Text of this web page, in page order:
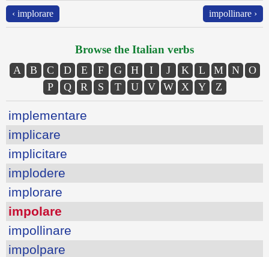
‹ implorare impollinare ›
Browse the Italian verbs
A B C D E F G H I J K L M N
O
P
Q R S T U V W X Y Z
implementare
implicare
implicitare
implodere
implorare
impolare
impollinare
impolpare